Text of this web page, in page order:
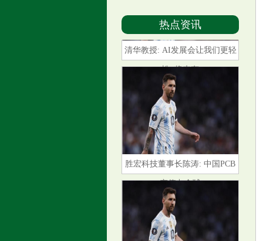
热点资讯
清华教授: AI发展会让我们更轻
松, 将来有
胜宏科技董事长陈涛: 中国PCB
产值占全球